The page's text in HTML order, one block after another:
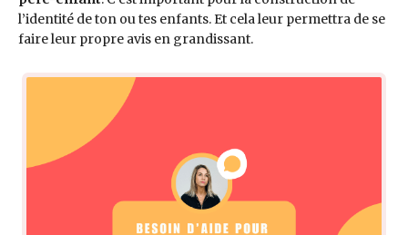
l’identité de ton ou tes enfants. Et cela leur permettra de se
faire leur propre avis en grandissant.